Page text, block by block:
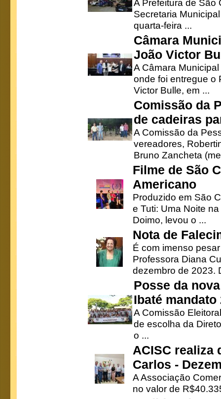
A Prefeitura de São
Secretaria
quarta-feira ...
Câmara
João Victor
A Câmara
onde foi entregue o
Victor Bulle, em ...
Comissão da
de cadeiras
A Comissão da
vereadores,
Bruno Zancheta
Filme de São
Americano
Produzido em São
e Tuti: Uma Noite
Doimo, levou o ...
Nota de
É com imenso
Professora Diana
dezembro de 2023.
Posse da
Ibaté mandato
A Comissão
de escolha da
o ...
ACISC realiza
Carlos -
A Associação
no valor de